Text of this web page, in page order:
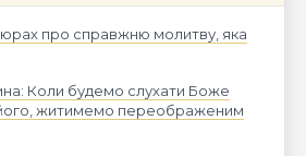
про справжню молитву, яка
Коли будемо слухати Боже
його, житимемо переображеним